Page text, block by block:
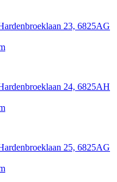
23, 6825AG
24, 6825AH
25, 6825AG